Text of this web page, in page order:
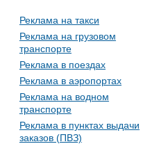
Реклама на такси
Реклама на грузовом
транспорте
Реклама в поездах
Реклама в аэропортах
Реклама на водном
транспорте
Реклама в пунктах выдачи
заказов (ПВЗ)